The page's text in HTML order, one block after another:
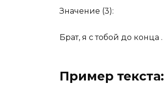
Значение (3):
Брат, я с тобой до конца .
Пример текста: